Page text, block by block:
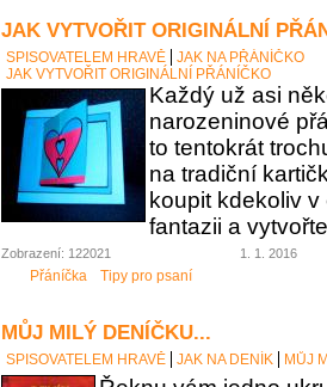
JAK VYTVOŘIT ORIGINÁLNÍ
SPISOVATELEM HRAVĚ
JAK NA PŘÁNÍČKO
JAK VYTVOŘIT ORIGINÁLNÍ PŘÁNÍČKO
Každý už asi
narozeninové
to tentokrát
na tradiční
koupit kdekoliv
fantazii a
Zobrazení: 122021 1. 1. 2016
Přáníčka Tipy pro psaní
MŮJ MILÝ DENÍČKU...
SPISOVATELEM HRAVĚ JAK NA DENÍK MŮJ